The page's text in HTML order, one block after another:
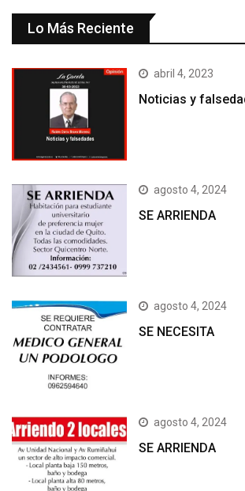
Lo Más Reciente
abril 4, 2023
Noticias y
agosto 4, 2024
SE ARRIENDA
agosto 4, 2024
SE NECESITA
agosto 4, 2024
SE ARRIENDA